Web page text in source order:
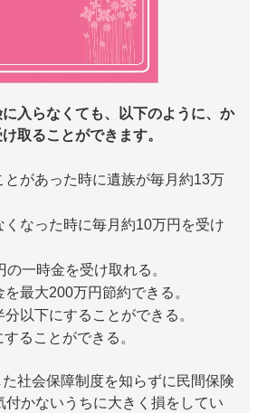
入らなくても、以下のように、か
取ることができます。
とがあった時に遺族が毎月約13万
くなった時に毎月約10万円を受け
の一時金を受け取れる。
を最大200万円節約できる。
分以下にすることができる。
ることができる。
社会保障制度を知らずに民間保険
付かないうちに大きく損をしてい